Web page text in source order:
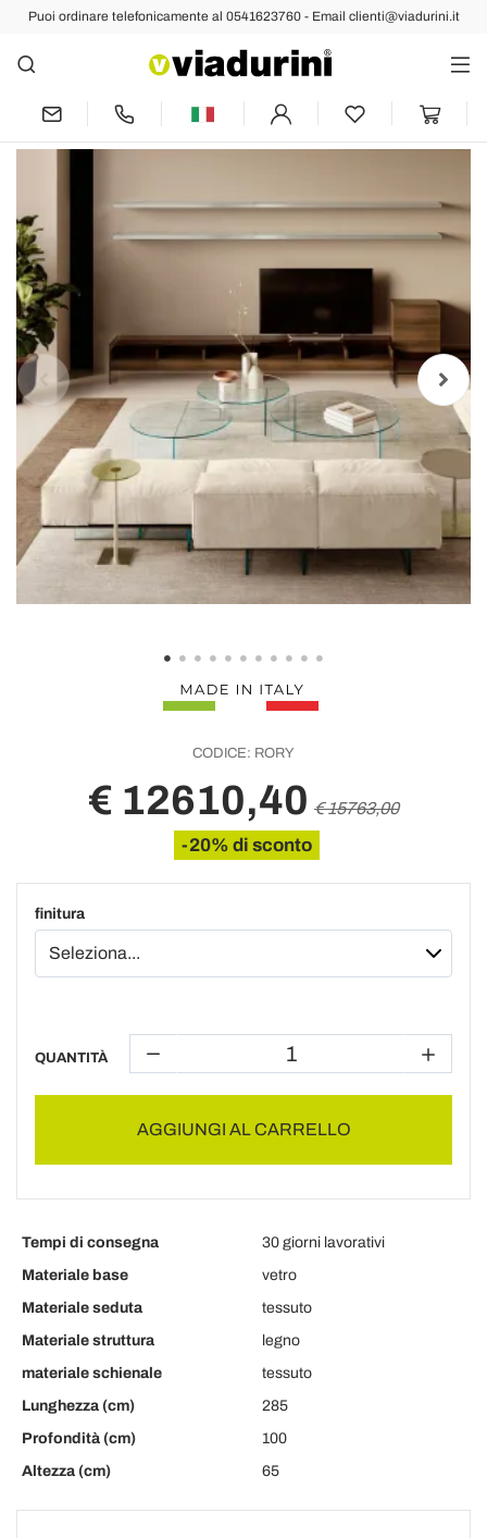
Puoi ordinare telefonicamente al 0541623760 - Email clienti@viadurini.it
Indietro Prec Succ
Divano con Base in Vetro Extrachiaro e
Seduta in Tessuto Made in Italy - Rory
CODICE: RORY
€ 12610,40 € 15763,00
-20% di sconto
finitura
QUANTITÀ
AGGIUNGI AL CARRELLO
Tempi di consegna
30 giorni lavorativi
Materiale base
vetro
Materiale seduta
tessuto
Materiale struttura
legno
materiale schienale
tessuto
Lunghezza (cm)
285
Profondità (cm)
100
Altezza (cm)
65